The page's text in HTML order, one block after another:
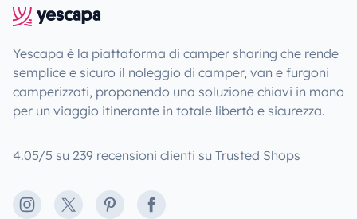
Yescapa è la piattaforma di camper sharing che rende
semplice e sicuro il noleggio di camper, van e furgoni
camperizzati, proponendo una soluzione chiavi in mano
per un viaggio itinerante in totale libertà e sicurezza.
4.05/5 su 239 recensioni clienti su Trusted Shops
Instagram
X PinterestFacebook